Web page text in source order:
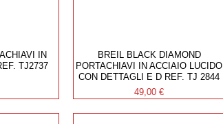
IN
TJ2737
BREIL BLACK DIAMOND
PORTACHIAVI IN ACCIAIO LUCIDO
CON DETTAGLI E D REF. TJ 2844
Prezzo
49,00 €